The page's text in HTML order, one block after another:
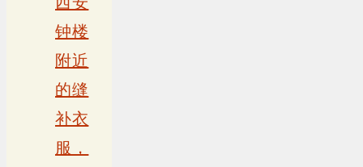
钟楼
附近
的缝
补衣
服，